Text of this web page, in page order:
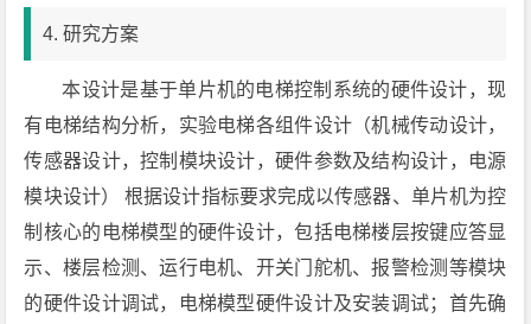
4. 研究方案
本设计是基于单片机的电梯控制系统的硬件设计，现
有电梯结构分析，实验电梯各组件设计（机械传动设计，
传感器设计，控制模块设计，硬件参数及结构设计，电源
模块设计） 根据设计指标要求完成以传感器、单片机为控
制核心的电梯模型的硬件设计，包括电梯楼层按键应答显
示、楼层检测、运行电机、开关门舵机、报警检测等模块
的硬件设计调试，电梯模型硬件设计及安装调试；首先确